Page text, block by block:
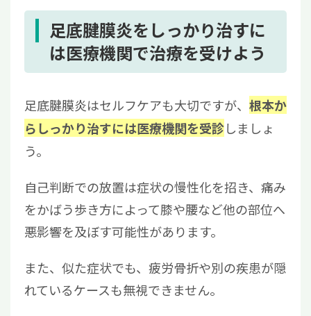
足底腱膜炎をしっかり治すに
は医療機関で治療を受けよう
足底腱膜炎はセルフケアも大切ですが、 根本か
らしっかり治すには医療機関を受診しましょ
う。
自己判断での放置は症状の慢性化を招き、痛み
をかばう歩き方によって膝や腰など他の部位へ
悪影響を及ぼす可能性があります。
また、似た症状でも、疲労骨折や別の疾患が隠
れているケースも無視できません。